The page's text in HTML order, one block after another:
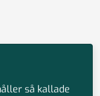
så kallade